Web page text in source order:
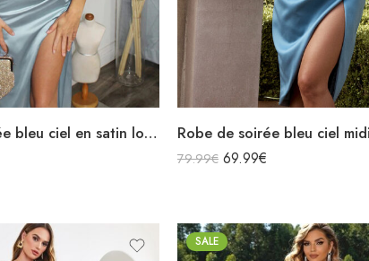
Robe de soirée bleu ciel en satin longue fendue bretelles spaghettis col bénitier lacets dans le dos
79.99€ 69.99€
SALE